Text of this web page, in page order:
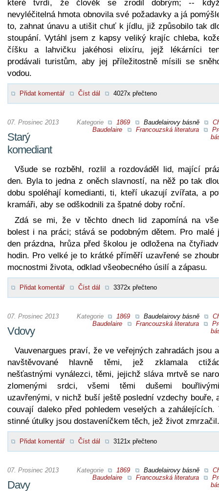
které tvrdí, že člověk se zrodil dobrým; --
nevyléčitelná hmota obnovila své požadavky a já
to, zahnat únavu a utišit chuť k jídlu, již způsobilo tak
stoupání. Vytáhl jsem z kapsy veliký krajíc chleba,
číšku a lahvičku jakéhosi elixíru, jejž lékárníci
prodávali turistům, aby jej příležitostně mísili se
vodou.
Přidat komentář Číst dál 4027x přečteno
Kategorie 1869 Baudelairovy básně
Baudelaire
Francouzská literatura
07. Prosinec 2013
Starý
komediant
Všude se rozběhl, rozlil a rozdováděl lid, mající
den. Byla to jedna z oněch slavností, na něž po tak
dobu spoléhají komedianti, ti, kteří ukazují zvířata, a
kramáři, aby se odškodnili za špatné doby roční.
Zdá se mi, že v těchto dnech lid zapomíná na
bolest i na práci; stává se podobným dětem. Pro malé
den prázdna, hrůza před školou je odložena na
hodin. Pro velké je to krátké příměří uzavřené se
mocnostmi života, odklad všeobecného úsilí a zápasu.
Přidat komentář Číst dál 3372x přečteno
Kategorie 1869 Baudelairovy básně
Baudelaire
Francouzská literatura
07. Prosinec 2013
Vdovy
Vauvenargues praví, že ve veřejných zahradách jsou
navštěvované hlavně těmi, jež zklamala
nešťastnými vynálezci, těmi, jejichž sláva mrtvě se
zlomenými srdci, všemi těmi dušemi
uzavřenými, v nichž buší ještě poslední vzdechy bouře,
couvají daleko před pohledem veselých a zahálejících.
stinné útulky jsou dostaveníčkem těch, jež život zmrzačil.
Přidat komentář Číst dál 3121x přečteno
Kategorie 1869 Baudelairovy básně
Baudelaire
Francouzská literatura
07. Prosinec 2013
Davy